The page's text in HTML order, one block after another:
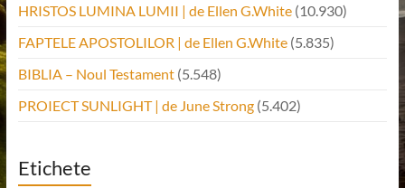
HRISTOS LUMINA LUMII | de Ellen G.White (10.930)
FAPTELE APOSTOLILOR | de Ellen G.White (5.835)
BIBLIA – Noul Testament (5.548)
PROIECT SUNLIGHT | de June Strong (5.402)
Etichete